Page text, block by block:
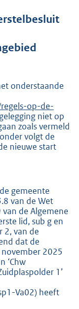
onderstaande
op-de-
niet op
zoals vermeld
volgt de
nieuwe start
gemeente
van de Wet
de Algemene
lid, sub g en
2, van de
dat de
2025
‘Chw
1’
Va02) heeft